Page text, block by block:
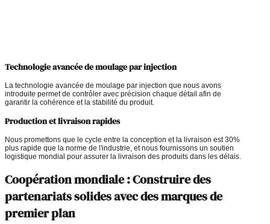
Technologie avancée de moulage par injection
La technologie avancée de moulage par injection que nous avons
introduite permet de contrôler avec précision chaque détail afin de
garantir la cohérence et la stabilité du produit.
Production et livraison rapides
Nous promettons que le cycle entre la conception et la livraison est 30%
plus rapide que la norme de l'industrie, et nous fournissons un soutien
logistique mondial pour assurer la livraison des produits dans les délais.
Coopération mondiale : Construire des
partenariats solides avec des marques de
premier plan